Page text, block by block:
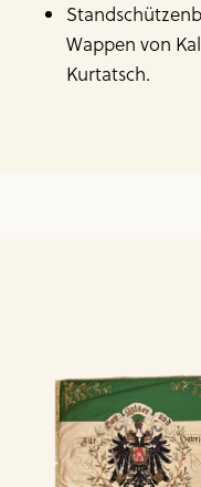
Wappen von
Kurtatsch.